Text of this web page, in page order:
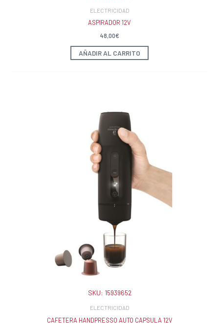
ELECTRICIDAD
ASPIRADOR 12V
48,00€
AÑADIR AL CARRITO
SKU: 15939652
ELECTRICIDAD
CAFETERA HANDPRESSO AUTO CAPSULA 12V